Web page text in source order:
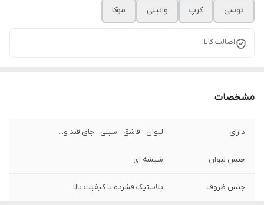
توسی
کرپ وانیلی موکا
اصالت کالا
مشخصات
دارای لیوان - قاشق - سینی - جای قند و...
جنس لیوان شیشه ای
جنس ظروف پلاستیک فشرده با کیفیت بالا